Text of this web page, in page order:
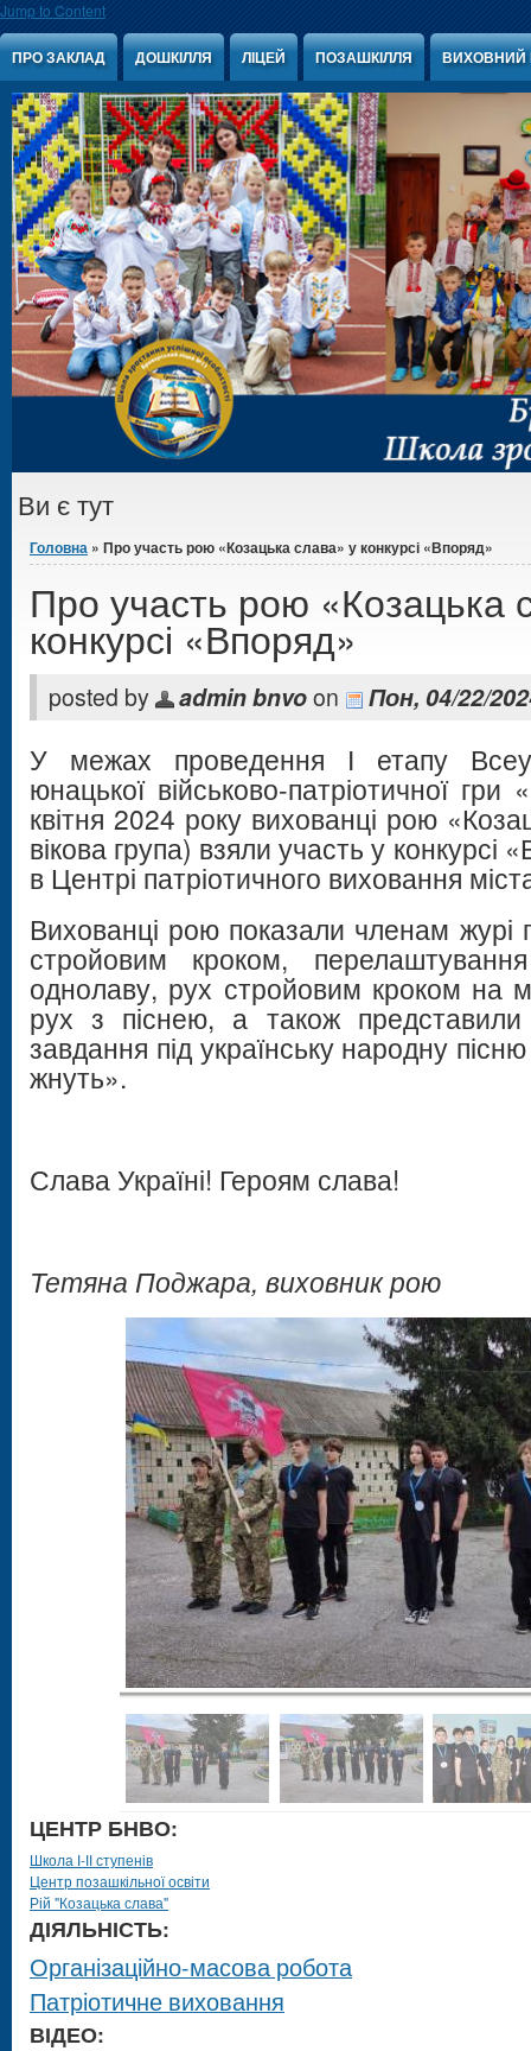
Jump to Content
ПРО ЗАКЛАД ДОШКІЛЛЯ ЛІЦЕЙ ПОЗАШКІЛЛЯ ВИХОВНИЙ
Ви є тут
Головна » Про участь рою «Козацька слава» у конкурсі «Впоряд»
Про участь рою «Козацька
конкурсі «Впоряд»
posted by admin bnvoon Пон, 04/22/
У межах проведення І етапу
юнацької військово-патріотичної
квітня 2024 року вихованці рою
вікова група) взяли участь у конкурсі
в Центрі патріотичного виховання
Вихованці рою показали членам журі
стройовим кроком,
однолаву, рух стройовим кроком на
рух з піснею, а також представили
завдання під українську народну
жнуть».
Слава Україні! Героям слава!
Тетяна Поджара, виховник рою
ЦЕНТР БНВО:
Школа І-ІІ ступенів
Центр позашкільної освіти
Рій "Козацька слава"
ДІЯЛЬНІСТЬ:
Організаційно-масова робота
Патріотичне виховання
ВІДЕО: